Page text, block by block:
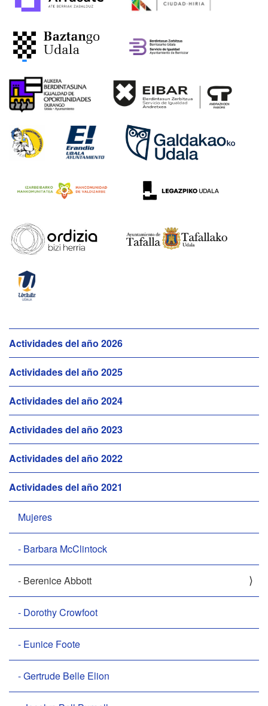
N
a
v
e
g
a
c
i
ó
Actividades del año 2026
Actividades del año 2025
Actividades del año 2024
Actividades del año 2023
Actividades del año 2022
Actividades del año 2021
Mujeres
- Barbara McClintock
- Berenice Abbott
- Dorothy Crowfoot
- Eunice Foote
- Gertrude Belle Elion